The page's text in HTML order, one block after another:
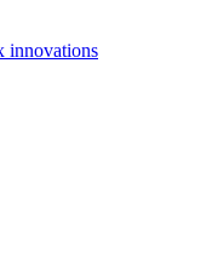
innovations